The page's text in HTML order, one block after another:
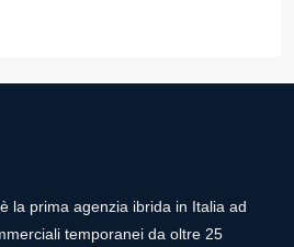
la prima agenzia ibrida in Italia ad
temporanei da oltre 25